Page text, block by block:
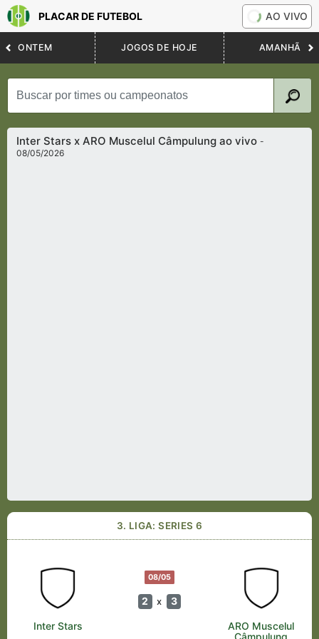
PLACAR DE FUTEBOL AO VIVO
ONTEM JOGOS DE HOJE AMANHÃ
Inter Stars x ARO Muscelul Câmpulung ao vivo-
08/05/2026
3. LIGA: SERIES 6
08/05
2 x 3
Inter Stars
ARO Muscelul
Câmpulung